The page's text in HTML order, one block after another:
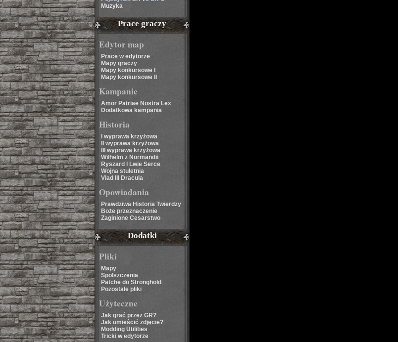
Muzyka
Prace graczy
Edytor map
Prace w edytorze
Mapy graczy
Mapy konkursowe I
Mapy konkursowe II
Kampanie
Amor Patriae Nostra Lex
Dodatkowa kampania
Historia
I wyprawa krzyżowa
II wyprawa krzyżowa
III wyprawa krzyżowa
Wilhelm z Normandii
Ryszard I Lwie Serce
Wojna stuletnia
Vlad III Dracula
Opowiadania
Prawdziwa Historia Twierdzy
Boże przeznaczenie
Zaginione Cesarstwo
Dodatki
Pliki
Mapy
Spolszczenia
Patche do Stronghold
Pozostałe pliki
Użyteczne
Jak grać przez GR?
Jak umieścić zdjęcie?
Modding Utilities
Tricki w edytorze